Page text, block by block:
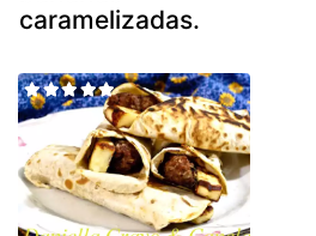
caramelizadas.